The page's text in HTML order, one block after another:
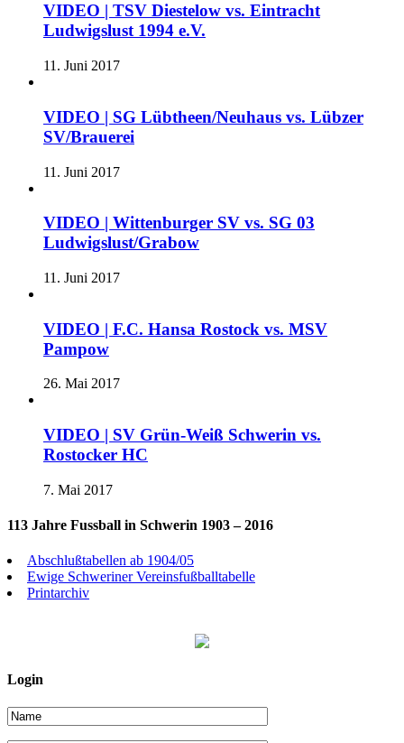
VIDEO | TSV Diestelow vs. Eintracht
Ludwigslust 1994 e.V.
11. Juni 2017
VIDEO | SG Lübtheen/Neuhaus vs. Lübzer
SV/Brauerei
11. Juni 2017
VIDEO | Wittenburger SV vs. SG 03
Ludwigslust/Grabow
11. Juni 2017
VIDEO | F.C. Hansa Rostock vs. MSV
Pampow
26. Mai 2017
VIDEO | SV Grün-Weiß Schwerin vs.
Rostocker HC
7. Mai 2017
113 Jahre Fussball in Schwerin 1903 – 2016
Abschlußtabellen ab 1904/05
Ewige Schweriner Vereinsfußballtabelle
Printarchiv
Login